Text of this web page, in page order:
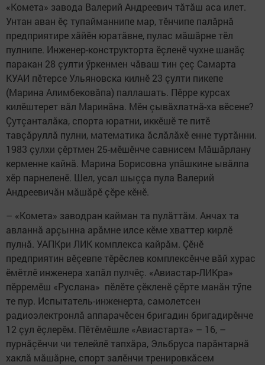
«Комета» завода Валерий Андреевич тăтăш аса илет.
Унтан аван ӗç тупайманнипе мар, тӗнчипе палăрнă
предприятире хăйӗн юратăвне, пулас мăшăрне тӗл
пулнипе. Инженер-конструкторта ӗçленӗ чухне шанăç
паракан 28 çулти ӳркенмен чăваш тин çеç Самарта
КУАИ пӗтерсе Ульяновска килнӗ 23 çулти пикепе
(Марина Алимбековăпа) паллашать. Пӗрре курсах
килӗштерет вăл Маринăна. Мӗн çывăхлатнă-ха вӗсене?
Çутçанталăка, спорта юратни, иккӗшӗ те питӗ
тавçăруллă пулни, математика ăслăлăхӗ енне туртăнни.
1983 çулхи çӗртмен 25-мӗшӗнче савнисем Мăшăрлану
керменне кайнă. Марина Борисовна упăшкине ывăлпа
хӗр парнеленӗ. Шел, усал шыççа пула Валерий
Андреевичăн мăшăрӗ çӗре кӗнӗ.
– «Комета» заводран кайман та пулăттăм. Анчах та
авланнă арçынна арăмне илсе кӗме хваттер кирлӗ
пулнă. УАПКри ЛИК комплекса кайрăм. Çӗнӗ
предприятин вӗçевпе тӗрӗслев комплексӗнче вăй хурас
ӗмӗтлӗ инженера хапăл пулчӗç. «Авиастар-ЛИКра»
пӗрремӗш «Руслана» пӗлӗте çӗкленӗ çӗрте манăн тӳпе
те пур. Испытатель-инженерта, самолетсен
радиоэлектронлă аппарачӗсен бригадин бригадирӗнче
12 çул ӗçлерӗм. Пӗтӗмӗшле «Авиастарта» – 16, –
пурнăçӗнчи чи телейлӗ тапхăра, Эльбруса парăнтарнă
хаклă мăшăрне, спорт залӗнчи тренировкăсем